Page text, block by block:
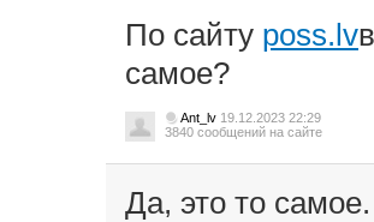
По сайту poss.lv
самое?
Ant_lv 19.12.2023 22:29
3840 сообщений на сайте
Да, это то